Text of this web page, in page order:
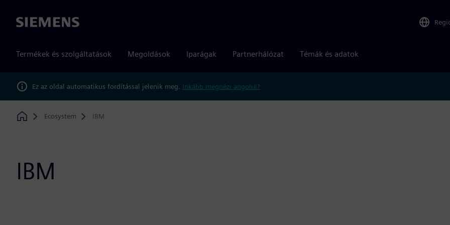
Siemens
Termékek és szolgáltatások Megoldások Iparágak Partnerhálózat Témák és adatok
Ez az oldal automatikus fordítással jelenik meg. Inkább megnézi angolul?
Home
Ecosystem IBM
IBM